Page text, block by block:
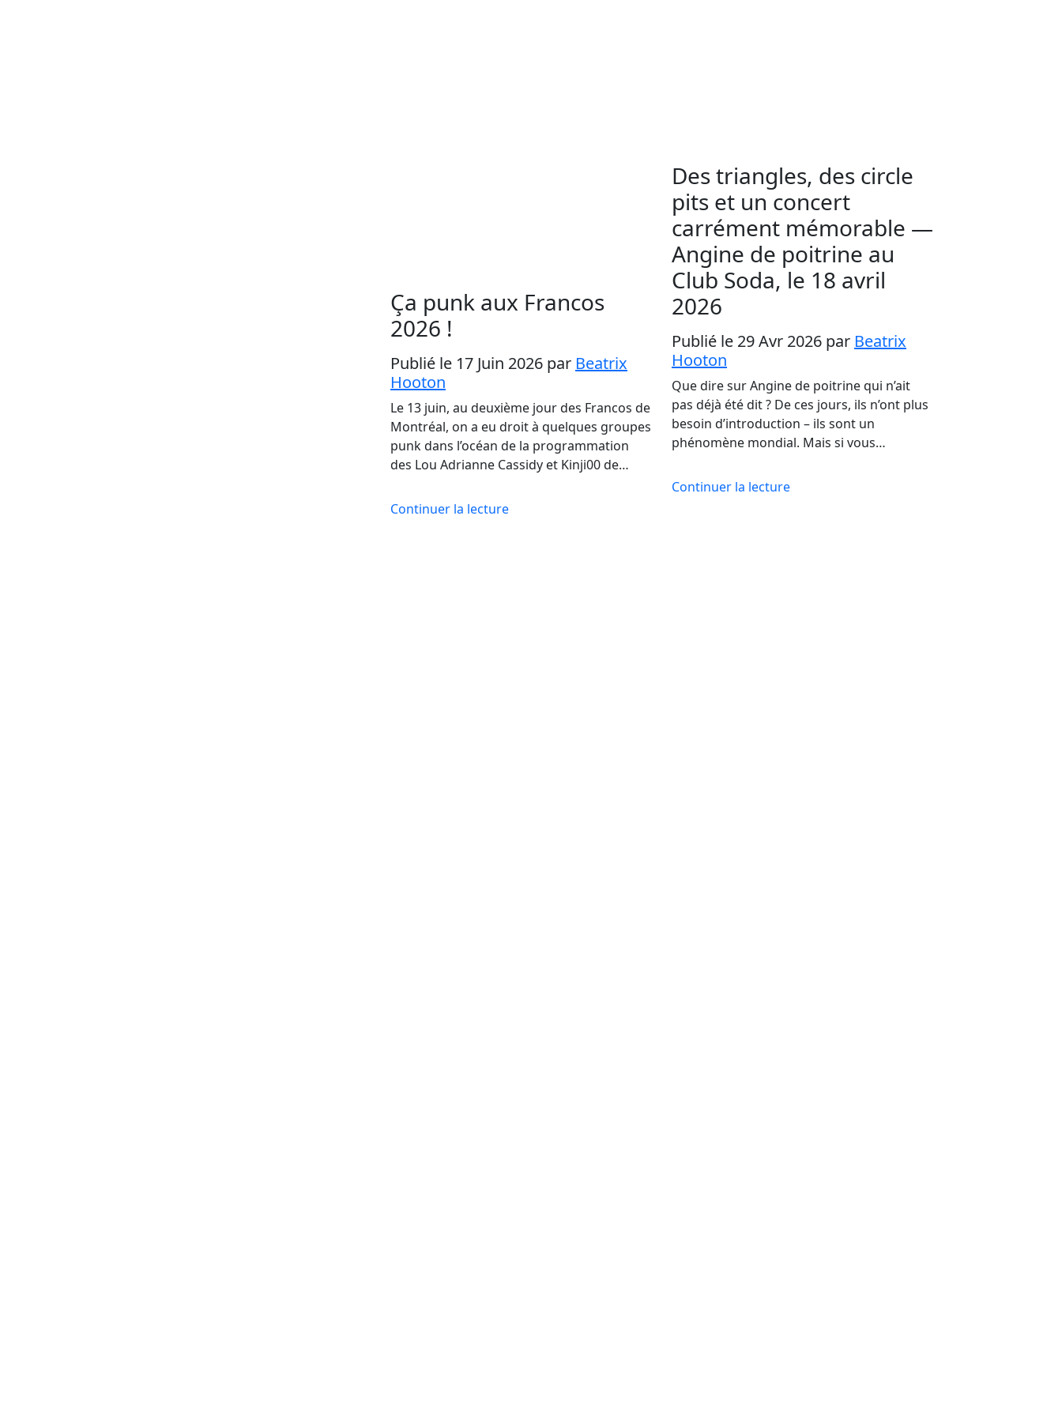
Ça punk aux Francos
2026 !
Publié le 17 Juin 2026 par Beatrix
Hooton
Le 13 juin, au deuxième jour des Francos de
Montréal, on a eu droit à quelques groupes
punk dans l’océan de la programmation
des Lou Adrianne Cassidy et Kinji00 de…
Continuer la lecture
Des triangles, des circle
pits et un concert
carrément mémorable —
Angine de poitrine au
Club Soda, le 18 avril
2026
Publié le 29 Avr 2026 par Beatrix
Hooton
Que dire sur Angine de poitrine qui n’ait
pas déjà été dit ? De ces jours, ils n’ont plus
besoin d’introduction – ils sont un
phénomène mondial. Mais si vous…
Continuer la lecture